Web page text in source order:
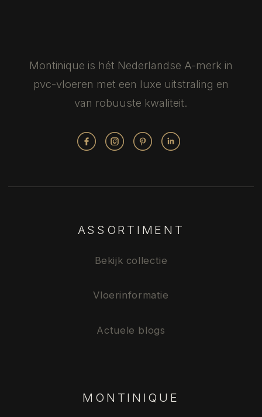
Montinique is hét Nederlandse A-merk in
pvc-vloeren met een luxe uitstraling en
van robuuste kwaliteit.
ASSORTIMENT
Bekijk collectie
Vloerinformatie
Actuele blogs
MONTINIQUE